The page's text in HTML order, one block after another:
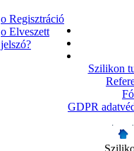
ο Regisztráció
ο Elveszett
jelszó?
Szilikon
GDPR